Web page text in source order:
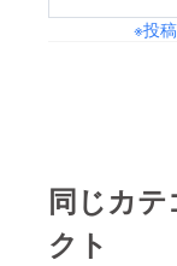
※投
同じカ
クト